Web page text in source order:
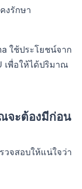
งรักษา
ใช้ประโยชน์จาก
เพื่อให้ได้ปริมาณ
จะต้องมีก่อน
วจสอบให้แน่ใจว่า